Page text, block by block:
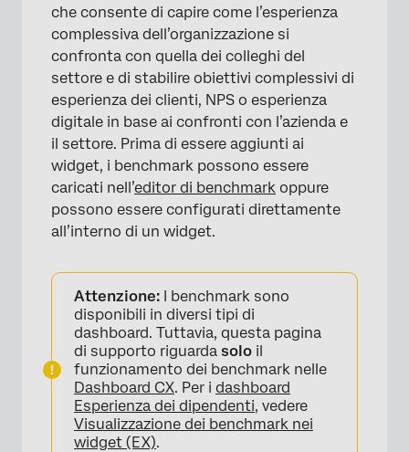
Parametri di riferimento precostituiti rapidi
di QUALTRrics
Filtro dei benchmark rapidi
Parametri di riferimento personalizzati una
tantum
Impostazione dei benchmark dei percentili di
QUALTRICS
FAQs
che consente di capire come l’esperienza
complessiva dell’organizzazione si
confronta con quella dei colleghi del
settore e di stabilire obiettivi complessivi di
esperienza dei clienti, NPS o esperienza
digitale in base ai confronti con l’azienda e
il settore. Prima di essere aggiunti ai
widget, i benchmark possono essere
caricati nell’editor di benchmark oppure
possono essere configurati direttamente
all’interno di un widget.
Attenzione: I benchmark sono
disponibili in diversi tipi di
dashboard. Tuttavia, questa pagina
di supporto riguarda solo il
funzionamento dei benchmark nelle
Dashboard CX. Per i dashboard
Esperienza dei dipendenti, vedere
Visualizzazione dei benchmark nei
widget (EX).